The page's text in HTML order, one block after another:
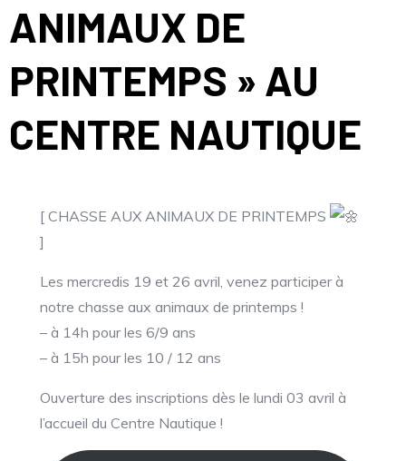
ANIMAUX DE
PRINTEMPS » AU
CENTRE NAUTIQUE
[ CHASSE AUX ANIMAUX DE PRINTEMPS
]
Les mercredis 19 et 26 avril, venez participer à
notre chasse aux animaux de printemps !
– à 14h pour les 6/9 ans
– à 15h pour les 10 / 12 ans
Ouverture des inscriptions dès le lundi 03 avril à
l’accueil du Centre Nautique !